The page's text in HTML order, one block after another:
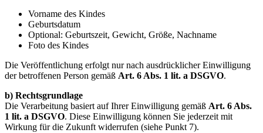
Vorname des Kindes
Geburtsdatum
Optional: Geburtszeit, Gewicht, Größe, Nachname
Foto des Kindes
Die Veröffentlichung erfolgt nur nach ausdrücklicher Einwilligung
der betroffenen Person gemäß Art. 6 Abs. 1 lit. a DSGVO.
b) Rechtsgrundlage
Die Verarbeitung basiert auf Ihrer Einwilligung gemäß Art. 6 Abs.
1 lit. a DSGVO. Diese Einwilligung können Sie jederzeit mit
Wirkung für die Zukunft widerrufen (siehe Punkt 7).